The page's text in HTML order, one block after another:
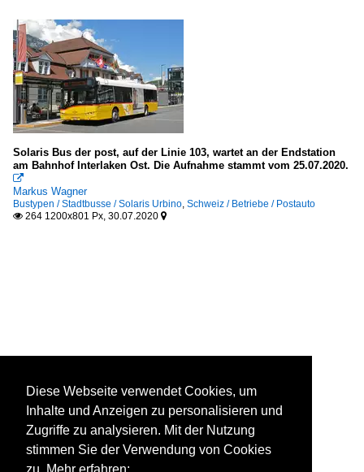
Solaris Bus der post, auf der Linie 103, wartet an der Endstation
am Bahnhof Interlaken Ost. Die Aufnahme stammt vom 25.07.2020.

Markus Wagner
Bustypen / Stadtbusse / Solaris Urbino Schweiz / Betriebe / Postauto
 264 1200x801 Px, 30.07.2020 
Diese Webseite verwendet Cookies, um
Inhalte und Anzeigen zu personalisieren und
Zugriffe zu analysieren. Mit der Nutzung
stimmen Sie der Verwendung von Cookies